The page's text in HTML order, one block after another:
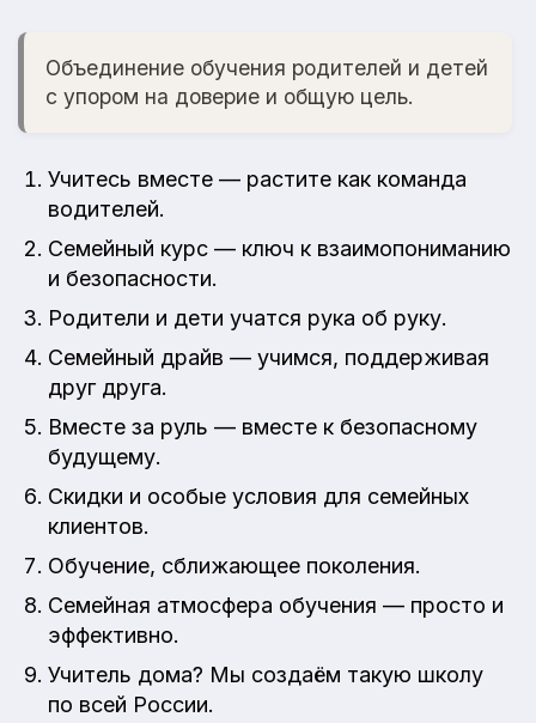
Объединение обучения родителей и детей
с упором на доверие и общую цель.
Учитесь вместе — растите как команда
водителей.
Семейный курс — ключ к взаимопониманию
и безопасности.
Родители и дети учатся рука об руку.
Семейный драйв — учимся, поддерживая
друг друга.
Вместе за руль — вместе к безопасному
будущему.
Скидки и особые условия для семейных
клиентов.
Обучение, сближающее поколения.
Семейная атмосфера обучения — просто и
эффективно.
Учитель дома? Мы создаём такую школу
по всей России.